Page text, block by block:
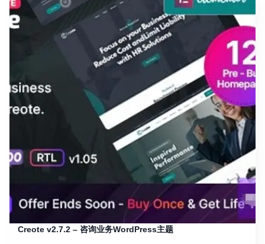
Creote v2.7.2 – 咨询业务WordPress主题